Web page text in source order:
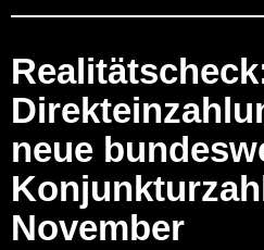
neue
November